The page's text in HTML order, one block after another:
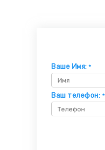
Ваше Имя: *
Ваш телефон: *